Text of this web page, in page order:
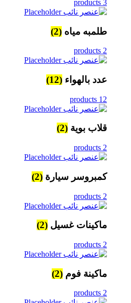
3 products
طلمبه مياه (2)
2 products
عدد بالهواء (12)
12 products
قلاب بوية (2)
2 products
كمبروسر سيارة (2)
2 products
ماكينات غسيل (2)
2 products
ماكينة فوم (2)
2 products